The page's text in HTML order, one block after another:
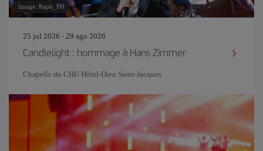
Image: Raph_PH
25 jul 2026 - 29 ago 2026
Candlelight : hommage à Hans Zimmer
Chapelle du CHU Hôtel-Dieu Saint-Jacques